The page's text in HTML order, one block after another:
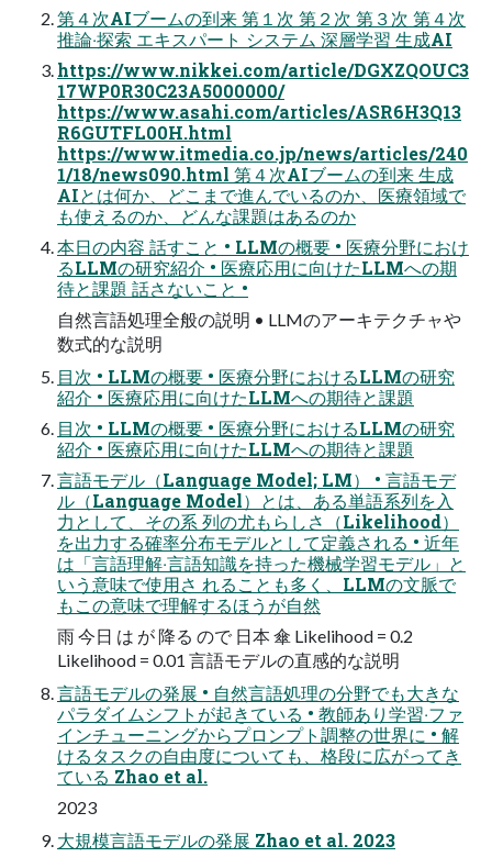
第４次AIブームの到来 第１次 第２次 第３次 第４次
推論‧探索 エキスパート システム 深層学習 ⽣成AI
https://www.nikkei.com/article/DGXZQOUC3
17WP0R30C23A5000000/
https://www.asahi.com/articles/ASR6H3Q13
R6GUTFL00H.html
https://www.itmedia.co.jp/news/articles/240
1/18/news090.html 第４次AIブームの到来 ⽣成
AIとは何か、どこまで進んでいるのか、医療領域で
も使えるのか、どんな課題はあるのか
本⽇の内容 話すこと • LLMの概要 • 医療分野におけ
るLLMの研究紹介 • 医療応⽤に向けたLLMへの期
待と課題 話さないこと •
⾃然⾔語処理全般の説明 • LLMのアーキテクチャや
数式的な説明
⽬次 • LLMの概要 • 医療分野におけるLLMの研究
紹介 • 医療応⽤に向けたLLMへの期待と課題
⽬次 • LLMの概要 • 医療分野におけるLLMの研究
紹介 • 医療応⽤に向けたLLMへの期待と課題
⾔語モデル（Language Model; LM） • ⾔語モデ
ル（Language Model）とは、ある単語系列を⼊
⼒として、その系 列の尤もらしさ（Likelihood）
を出⼒する確率分布モデルとして定義される • 近年
は「⾔語理解‧⾔語知識を持った機械学習モデル」と
いう意味で使⽤さ れることも多く、LLMの⽂脈で
もこの意味で理解するほうが⾃然
⾬ 今⽇ は が 降る ので ⽇本 傘 Likelihood = 0.2
Likelihood = 0.01 ⾔語モデルの直感的な説明
⾔語モデルの発展 • ⾃然⾔語処理の分野でも⼤きな
パラダイムシフトが起きている • 教師あり学習‧ファ
インチューニングからプロンプト調整の世界に • 解
けるタスクの⾃由度についても、格段に広がってき
ている Zhao et al.
2023
⼤規模⾔語モデルの発展 Zhao et al. 2023